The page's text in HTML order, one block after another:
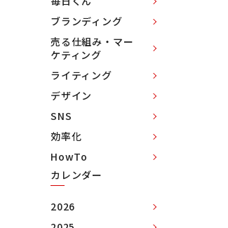
ブランディング
売る仕組み・マー
ケティング
ライティング
デザイン
SNS
効率化
HowTo
カレンダー
2026